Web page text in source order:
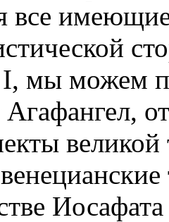
все
I, мы можем